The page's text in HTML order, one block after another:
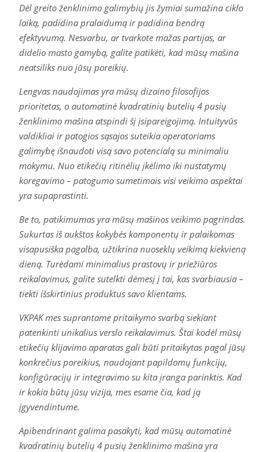
Dėl greito ženklinimo galimybių jis žymiai sumažina ciklo
laiką, padidina pralaidumą ir padidina bendrą
efektyvumą. Nesvarbu, ar tvarkote mažas partijas, ar
didelio masto gamybą, galite patikėti, kad mūsų mašina
neatsiliks nuo jūsų poreikių.
Lengvas naudojimas yra mūsų dizaino filosofijos
prioritetas, o automatinė kvadratinių butelių 4 pusių
ženklinimo mašina atspindi šį įsipareigojimą. Intuityvūs
valdikliai ir patogios sąsajos suteikia operatoriams
galimybę išnaudoti visą savo potencialą su minimaliu
mokymu. Nuo etikečių ritinėlių įkėlimo iki nustatymų
koregavimo – patogumo sumetimais visi veikimo aspektai
yra supaprastinti.
Be to, patikimumas yra mūsų mašinos veikimo pagrindas.
Sukurtas iš aukštos kokybės komponentų ir palaikomas
visapusiška pagalba, užtikrina nuoseklų veikimą kiekvieną
dieną. Turėdami minimalius prastovų ir priežiūros
reikalavimus, galite sutelkti dėmesį į tai, kas svarbiausia –
tiekti išskirtinius produktus savo klientams.
VKPAK mes suprantame pritaikymo svarbą siekiant
patenkinti unikalius verslo reikalavimus. Štai kodėl mūsų
etikečių klijavimo aparatas gali būti pritaikytas pagal jūsų
konkrečius poreikius, naudojant papildomų funkcijų,
konfigūracijų ir integravimo su kita įranga parinktis. Kad
ir kokia būtų jūsų vizija, mes esame čia, kad ją
įgyvendintume.
Apibendrinant galima pasakyti, kad mūsų automatinė
kvadratinių butelių 4 pusių ženklinimo mašina yra